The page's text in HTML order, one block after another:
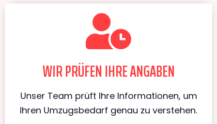
WIR PRÜFEN IHRE ANGABEN
Unser Team prüft Ihre Informationen, um
Ihren Umzugsbedarf genau zu verstehen.